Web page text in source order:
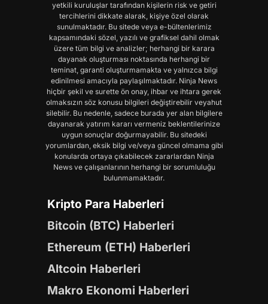
yetkili kuruluşlar tarafından kişilerin risk ve getiri
tercihlerini dikkate alarak, kişiye özel olarak
sunulmaktadır. Bu sitede veya e-bültenlerimiz
kapsamındaki sözel, yazılı ve grafiksel dahil olmak
üzere tüm bilgi ve analizler; herhangi bir karara
dayanak oluşturması noktasında herhangi bir
teminat, garanti oluşturmamakta ve yalnızca bilgi
edinilmesi amacıyla paylaşılmaktadır. Ninja News
hiçbir şekil ve surette ön onay, ihbar ve ihtara gerek
olmaksızın söz konusu bilgileri değiştirebilir veyahut
silebilir. Bu nedenle, sadece burada yer alan bilgilere
dayanarak yatırım kararı vermeniz beklentilerinize
uygun sonuçlar doğurmayabilir. Bu sitedeki
yorumlardan, eksik bilgi ve/veya güncel olmama gibi
konularda ortaya çıkabilecek zararlardan Ninja
News ve çalışanlarının herhangi bir sorumluluğu
bulunmamaktadır.
Kripto Para Haberleri
Bitcoin (BTC) Haberleri
Ethereum (ETH) Haberleri
Altcoin Haberleri
Makro Ekonomi Haberleri